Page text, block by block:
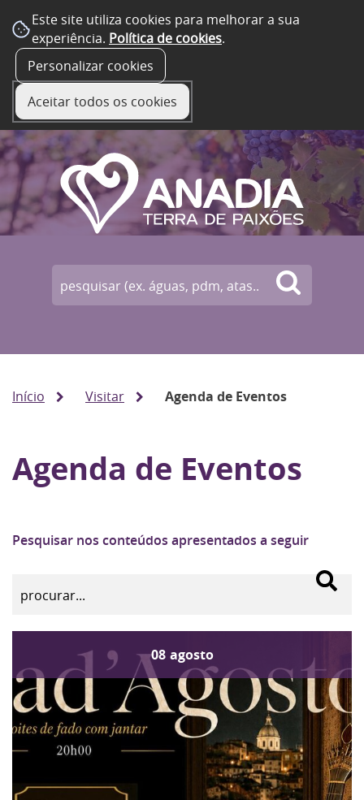
Este site utiliza cookies para melhorar a sua
experiência. Política de cookies.
Personalizar cookies
Aceitar todos os cookies
Início Visitar Agenda de Eventos
Agenda de Eventos
Pesquisar nos conteúdos apresentados a seguir
08 agosto